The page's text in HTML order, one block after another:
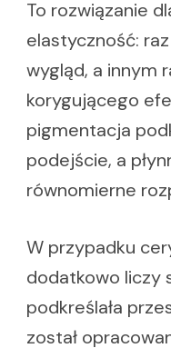
To rozwiązanie
elastyczność:
wygląd, a innym
korygującego
pigmentacja
podejście, a
równomierne
W przypadku
dodatkowo liczy
podkreślała
został